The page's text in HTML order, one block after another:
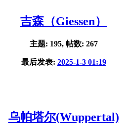
吉森（Giessen）
主题: 195, 帖数: 267
最后发表: 2025-1-3 01:19
乌帕塔尔(Wuppertal)